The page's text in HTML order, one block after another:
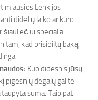
Lenkijos
didelių laiko ar kuro
šiauliečiui specialiai
tam, kad prisipiltų baką,
Kuo didesnis jūsų
pigesnių degalų galite
suma. Taip pat